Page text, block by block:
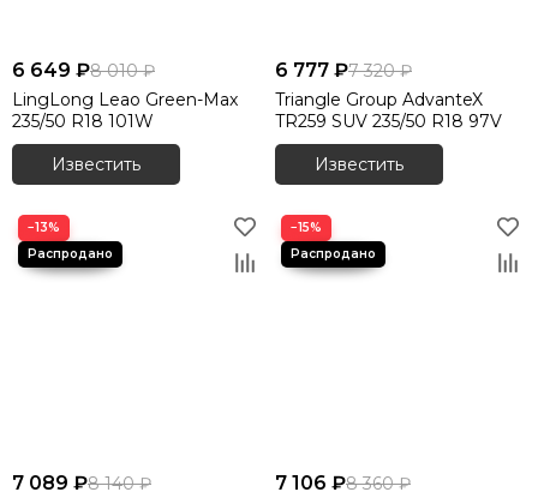
6 649 ₽8 010 ₽
LingLong Leao Green-Max
235/50 R18 101W
Известить
6 777 ₽7 320 ₽
Triangle Group AdvanteX
TR259 SUV 235/50 R18 97V
Известить
−13%
7 089 ₽8 140 ₽
−15%
7 106 ₽8 360 ₽